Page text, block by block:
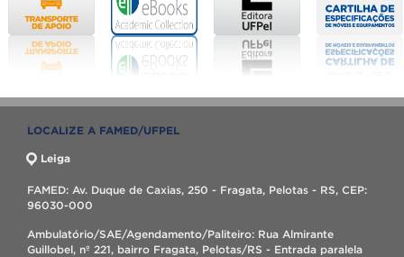
LOCALIZE A FAMED/UFPEL
Leiga
FAMED: Av. Duque de Caxias, 250 - Fragata, Pelotas - RS, CEP:
96030-000
Ambulatório/SAE/Agendamento/Paliteiro: Rua Almirante
Guillobel, nº 221, bairro Fragata, Pelotas/RS - Entrada paralela